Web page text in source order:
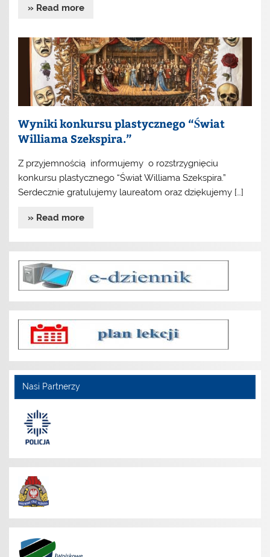
» Read more
Wyniki konkursu plastycznego “Świat
Williama Szekspira.”
Z przyjemnością informujemy o rozstrzygnięciu
konkursu plastycznego “Świat Williama Szekspira.”
Serdecznie gratulujemy laureatom oraz dziękujemy […]
» Read more
Nasi Partnerzy